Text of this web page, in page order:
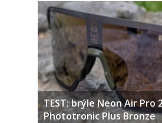
TEST: brýle Neon Air Pro
Phototronic Plus Bronze